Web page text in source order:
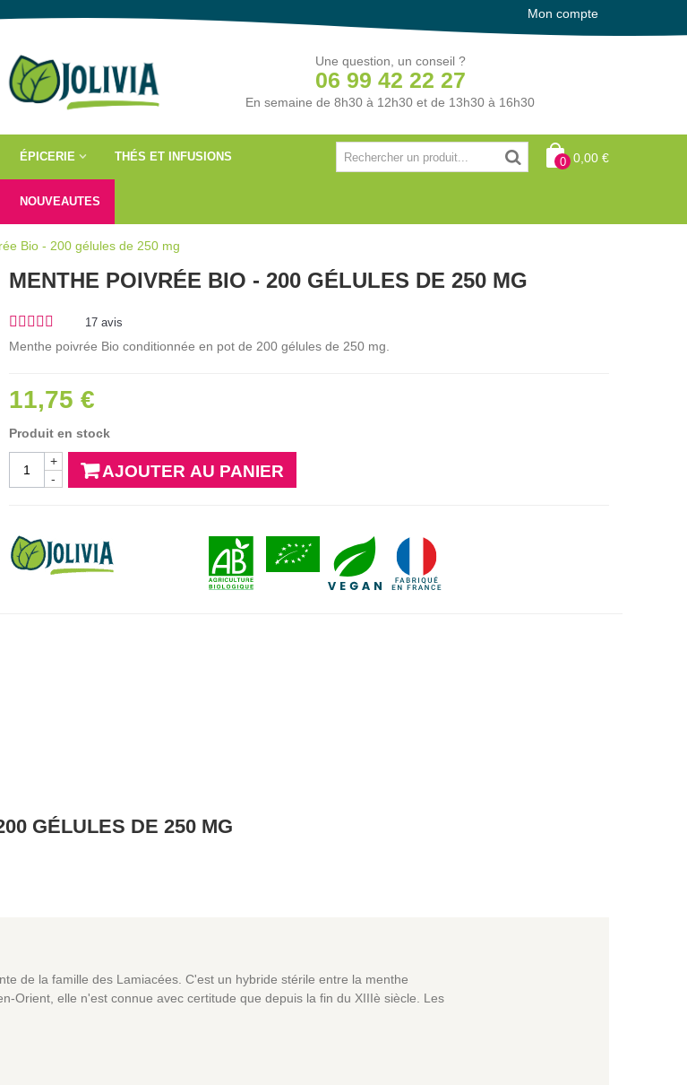
Mon compte
Une question, un conseil ?
06 99 42 22 27
En semaine de 8h30 à 12h30 et de 13h30 à 16h30
0 0,00 €
ÉPICERIE THÉS ET INFUSIONS
NOUVEAUTES
Bio - 200 gélules de 250 mg
MENTHE POIVRÉE BIO - 200 GÉLULES DE 250 MG
17 avis
Menthe poivrée Bio conditionnée en pot de 200 gélules de 250 mg.
11,75 €
Produit en stock
-
+
AJOUTER AU PANIER
GÉLULES DE 250 MG
de la famille des Lamiacées. C'est un hybride stérile entre la menthe
Orient, elle n'est connue avec certitude que depuis la fin du XIIIè siècle. Les